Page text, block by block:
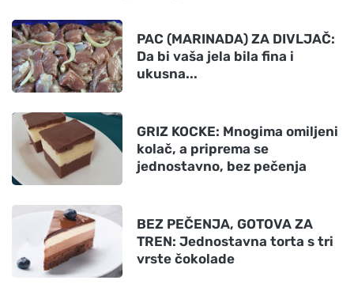
PAC (MARINADA) ZA DIVLJAČ:
Da bi vaša jela bila fina i
ukusna...
GRIZ KOCKE: Mnogima omiljeni
kolač, a priprema se
jednostavno, bez pečenja
BEZ PEČENJA, GOTOVA ZA
TREN: Jednostavna torta s tri
vrste čokolade